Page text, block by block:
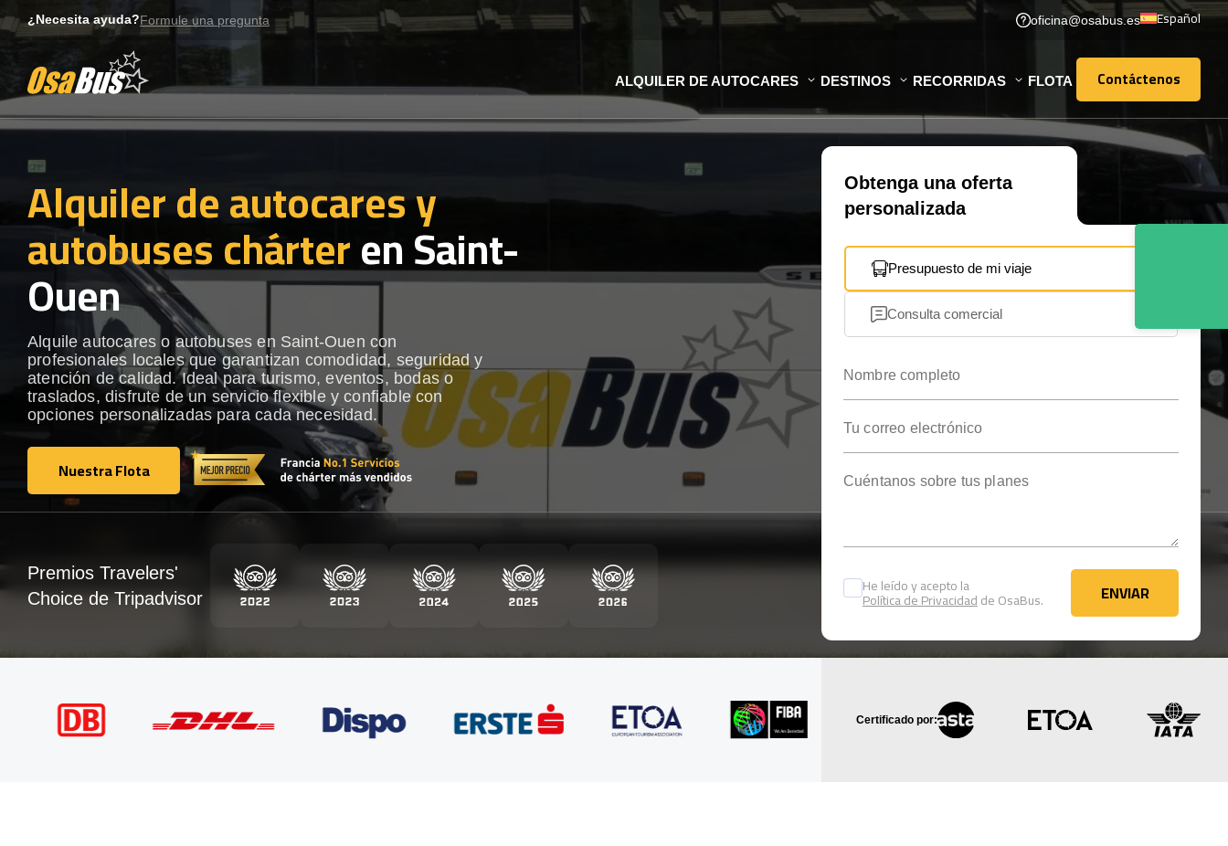
to
¿Necesita ayuda?Formule una pregunta oficina@osabus.es Español
ALQUILER DE AUTOCARES DESTINOS RECORRIDAS FLOTA Contáctenos
Contáctenos
Alquiler de autocares y
autobuses chárteren Saint-
Ouen
Alquile autocares o autobuses en Saint-Ouen con
profesionales locales que garantizan comodidad, seguridad y
atención de calidad. Ideal para turismo, eventos, bodas o
traslados, disfrute de un servicio flexible y confiable con
opciones personalizadas para cada necesidad.
Nuestra Flota
Nuestra Flota
Obtenga una oferta
personalizada
Presupuesto de mi viaje
Consulta comercial
He leído y acepto la
Política de Privacidadde OsaBus. ENVIAR
ENVIAR
Premios Travelers'
Choice de Tripadvisor
Certificado por: